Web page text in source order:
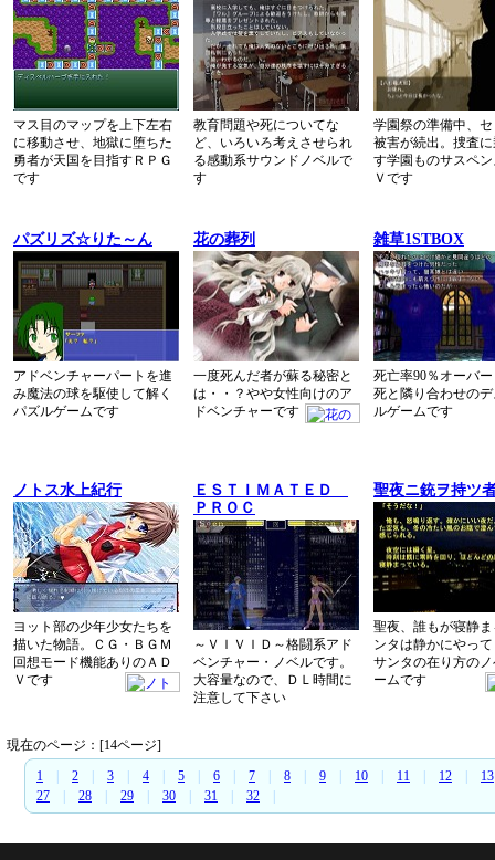
マス目のマップを上下左右
に移動させ、地獄に堕ちた
勇者が天国を目指すＲＰＧ
です
教育問題や死についてな
ど、いろいろ考えさせられ
る感動系サウンドノベルで
す
学園祭の準備中、
被害が続出。捜査
す学園ものサスペ
Ｖです
パズリズ☆りた～ん
アドベンチャーパートを進
み魔法の球を駆使して解く
パズルゲームです
花の葬列
一度死んだ者が蘇る秘密と
は・・？やや女性向けのア
ドベンチャーです
雑草1STBOX
死亡率90％オーバ
死と隣り合わせの
ルゲームです
ノトス水上紀行
ヨット部の少年少女たちを
描いた物語。ＣＧ・ＢＧＭ
回想モード機能ありのＡＤ
Ｖです
ＥＳＴＩＭＡＴＥＤ
ＰＲＯＣ
～ＶＩＶＩＤ～格闘系アド
ベンチャー・ノベルです。
大容量なので、ＤＬ時間に
注意して下さい
聖夜ニ銃ヲ持ツ
聖夜、誰もが寝静
ンタは静かにやっ
サンタの在り方の
ームです
現在のページ：[14ページ]
1
2 3 4 5 6 7 8 9 10 11 12 13
27
28 29 30 31 32